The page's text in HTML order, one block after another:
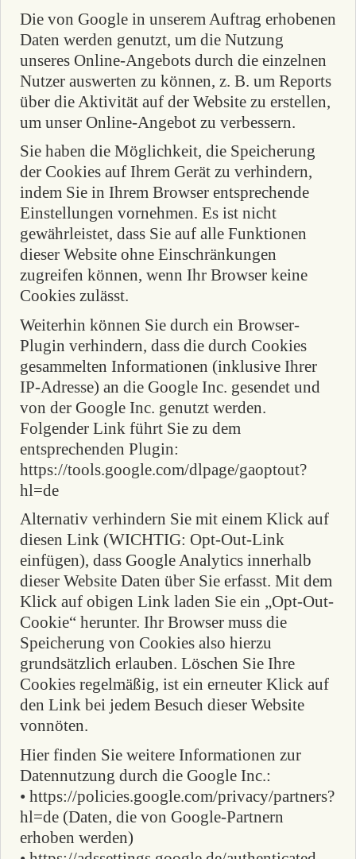
Die von Google in unserem Auftrag erhobenen
Daten werden genutzt, um die Nutzung
unseres Online-Angebots durch die einzelnen
Nutzer auswerten zu können, z. B. um Reports
über die Aktivität auf der Website zu erstellen,
um unser Online-Angebot zu verbessern.
Sie haben die Möglichkeit, die Speicherung
der Cookies auf Ihrem Gerät zu verhindern,
indem Sie in Ihrem Browser entsprechende
Einstellungen vornehmen. Es ist nicht
gewährleistet, dass Sie auf alle Funktionen
dieser Website ohne Einschränkungen
zugreifen können, wenn Ihr Browser keine
Cookies zulässt.
Weiterhin können Sie durch ein Browser-
Plugin verhindern, dass die durch Cookies
gesammelten Informationen (inklusive Ihrer
IP-Adresse) an die Google Inc. gesendet und
von der Google Inc. genutzt werden.
Folgender Link führt Sie zu dem
entsprechenden Plugin:
https://tools.google.com/dlpage/gaoptout?
hl=de
Alternativ verhindern Sie mit einem Klick auf
diesen Link (WICHTIG: Opt-Out-Link
einfügen), dass Google Analytics innerhalb
dieser Website Daten über Sie erfasst. Mit dem
Klick auf obigen Link laden Sie ein „Opt-Out-
Cookie“ herunter. Ihr Browser muss die
Speicherung von Cookies also hierzu
grundsätzlich erlauben. Löschen Sie Ihre
Cookies regelmäßig, ist ein erneuter Klick auf
den Link bei jedem Besuch dieser Website
vonnöten.
Hier finden Sie weitere Informationen zur
Datennutzung durch die Google Inc.:
• https://policies.google.com/privacy/partners?
hl=de (Daten, die von Google-Partnern
erhoben werden)